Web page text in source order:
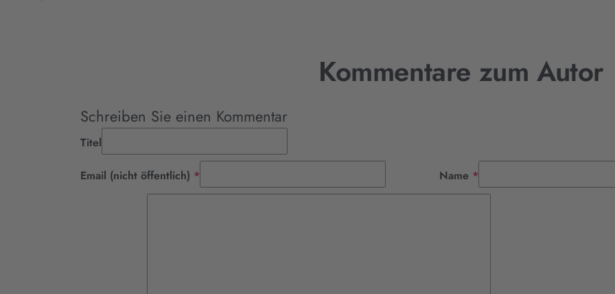
Kommentare zum Autor
Schreiben Sie einen Kommentar
Titel
Email (nicht öffentlich) * Name *Pflichtfeld